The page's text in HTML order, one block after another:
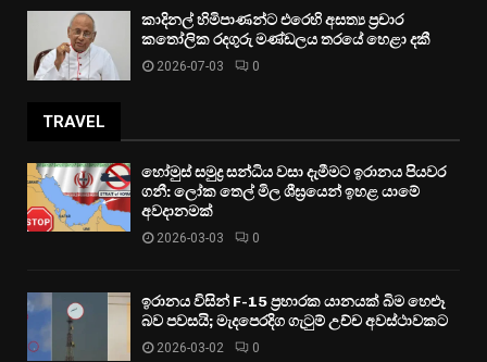
කාදිනල් හිමිපාණන්ට එරෙහි අසත්‍ය ප්‍රචාර
කතෝලික රදගුරු මණ්ඩලය තරයේ හෙළා දකී
2026-07-03 0
TRAVEL
හෝමුස් සමුද්‍ර සන්ධිය වසා දැමීමට ඉරානය පියවර
ගනී: ලෝක තෙල් මිල ශීඝ්‍රයෙන් ඉහළ යාමේ
අවදානමක්
2026-03-03 0
ඉරානය විසින් F-15 ප්‍රහාරක යානයක් බිම හෙළූ
බව පවසයි; මැදපෙරදිග ගැටුම් උච්ච අවස්ථාවකට
2026-03-02 0